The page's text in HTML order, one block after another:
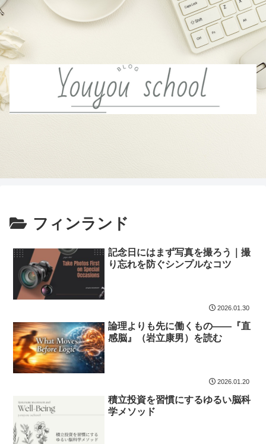
フィンランド
記念日にはまず写真を撮ろう｜撮
り忘れを防ぐシンプルなコツ
2026.01.30
論理よりも先に働くもの——『直
感脳』（岩立康男）を読む
2026.01.20
積立投資を習慣にするゆるい脳科
学メソッド